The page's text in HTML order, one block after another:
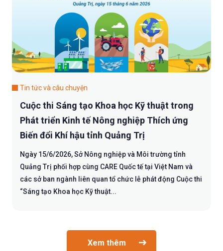
Tin tức và câu chuyện
Cuộc thi Sáng tạo Khoa học Kỹ thuật trong
Phát triển Kinh tế Nông nghiệp Thích ứng
Biến đổi Khí hậu tỉnh Quảng Trị
Ngày 15/6/2026, Sở Nông nghiệp và Môi trường tỉnh
Quảng Trị phối hợp cùng CARE Quốc tế tại Việt Nam và
các sở ban ngành liên quan tổ chức lễ phát động Cuộc thi
“Sáng tạo Khoa học Kỹ thuật...
Xem thêm